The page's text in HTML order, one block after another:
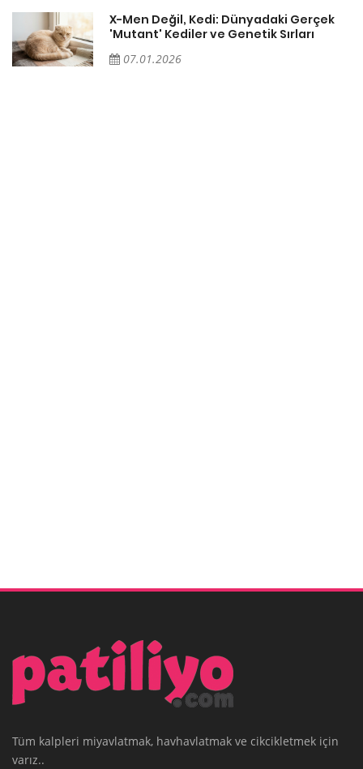
X-Men Değil, Kedi: Dünyadaki Gerçek
'Mutant' Kediler ve Genetik Sırları
07.01.2026
Tüm kalpleri miyavlatmak, havhavlatmak ve cikcikletmek için
varız..